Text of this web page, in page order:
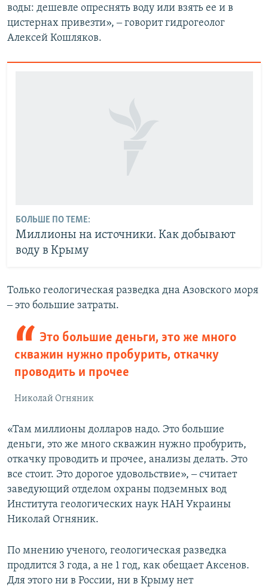
воды: дешевле опреснять воду или взять ее и в
цистернах привезти», ‒ говорит гидрогеолог
Алексей Кошляков.
БОЛЬШЕ ПО ТЕМЕ:
Миллионы на источники. Как добывают
воду в Крыму
Только геологическая разведка дна Азовского моря
‒ это большие затраты.
Это большие деньги, это же много
скважин нужно пробурить, откачку
проводить и прочее
Николай Огняник
«Там миллионы долларов надо. Это большие
деньги, это же много скважин нужно пробурить,
откачку проводить и прочее, анализы делать. Это
все стоит. Это дорогое удовольствие», ‒ считает
заведующий отделом охраны подземных вод
Института геологических наук НАН Украины
Николай Огняник.
По мнению ученого, геологическая разведка
продлится 3 года, а не 1 год, как обещает Аксенов.
Для этого ни в России, ни в Крыму нет